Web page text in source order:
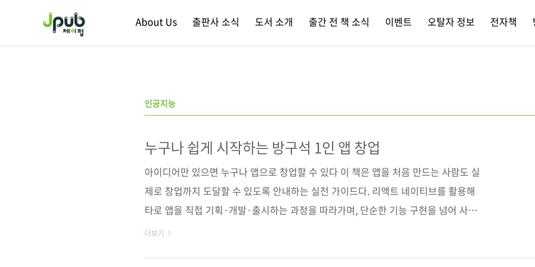
About Us 출판사 소식 도서 소개 출간 전 책 소식 이벤트 오탈자 정보 전자책
인공지능
누구나 쉽게 시작하는 방구석 1인 앱 창업
아이디어만 있으면 누구나 앱으로 창업할 수 있다 이 책은 앱을 처음 만드는 사람도 실
제로 창업까지 도달할 수 있도록 안내하는 실전 가이드다. 리액트 네이티브를 활용해
타로 앱을 직접 기획·개발·출시하는 과정을 따라가며, 단순한 기능 구현을 넘어 사용자
를 모으고, 유지하고, 수익으로 연결하는 방법까지 다룬다. 많은 앱 개발서가 ‘어떻게 만
더보기